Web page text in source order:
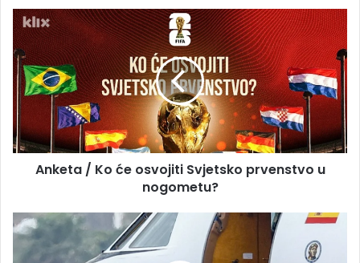
Anketa / Ko
će
osvojiti
Svjetsko
prvenstvo
u
nogometu?
Anketa / Ko će osvojiti Svjetsko prvenstvo u
nogometu?
Papa
će